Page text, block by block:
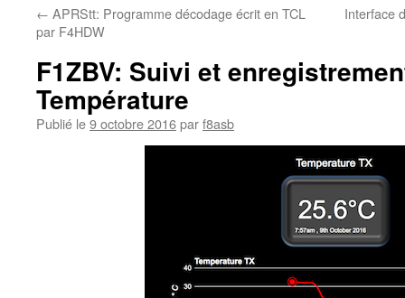
← APRStt: Programme décodage écrit en TCL
par F4HDW
Interface
F1ZBV: Suivi et
Température
Publié le9 octobre 2016parf8asb